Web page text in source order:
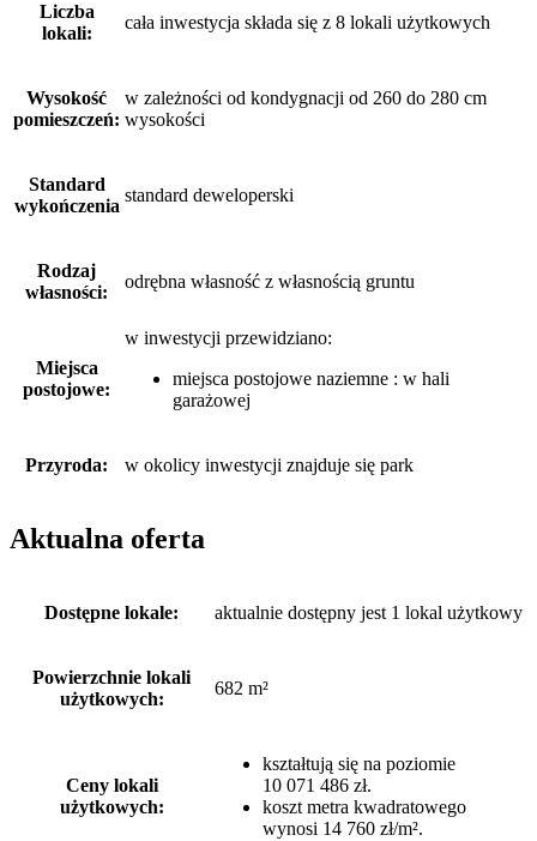
Liczba
lokali:
cała inwestycja składa się z 8 lokali użytkowych
Wysokość
pomieszczeń:
w zależności od kondygnacji od 260 do 280 cm
wysokości
Standard
wykończenia
standard deweloperski
Rodzaj
własności:
odrębna własność z własnością gruntu
Miejsca
postojowe:
w inwestycji przewidziano:
miejsca postojowe naziemne : w hali
garażowej
Przyroda: w okolicy inwestycji znajduje się park
Aktualna oferta
Dostępne lokale: aktualnie dostępny jest 1 lokal użytkowy
Powierzchnie lokali
użytkowych:
682 m²
Ceny lokali
użytkowych:
kształtują się na poziomie
10 071 486 zł.
koszt metra kwadratowego
wynosi 14 760 zł/m².